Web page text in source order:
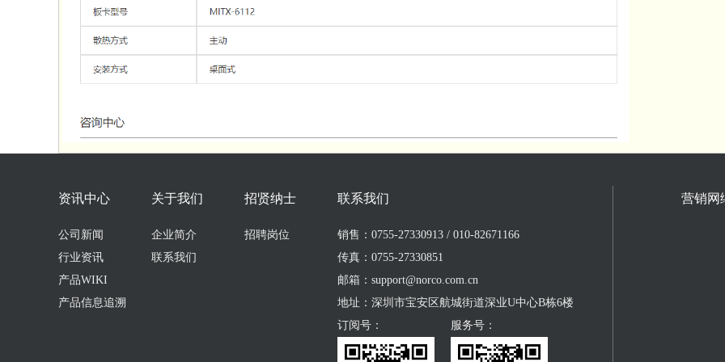
资讯中心
公司新闻
行业资讯
产品WIKI
产品信息追溯
关于我们
企业简介
联系我们
招贤纳士
招聘岗位
联系我们
销售：0755-27330913 / 010-82671166
传真：0755-27330851
邮箱：support@norco.com.cn
地址：深圳市宝安区航城街道深业U中心B栋6楼
订阅号：
服务号：
营销网